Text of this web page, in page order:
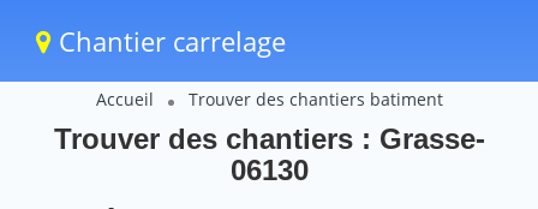
Chantier carrelage
Accueil Trouver des chantiers batiment
Trouver des chantiers : Grasse-
06130